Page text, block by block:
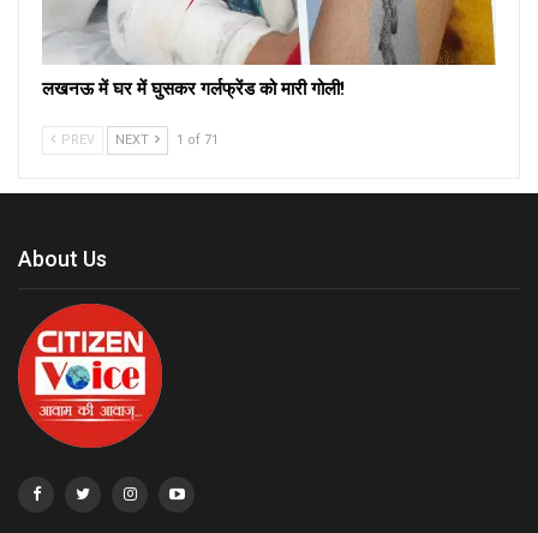
लखनऊ में घर में घुसकर गर्लफ्रेंड को मारी गोली!
PREV NEXT 1 of 71
About Us